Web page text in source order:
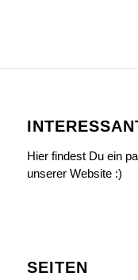
Hier findest Du ein
unserer Website :)
SEITEN